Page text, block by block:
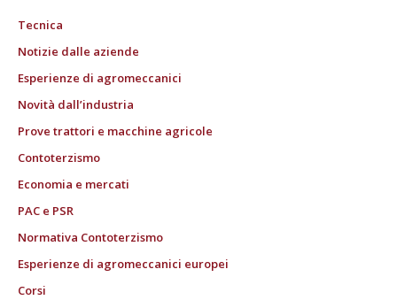
Tecnica
Notizie dalle aziende
Esperienze di agromeccanici
Novità dall’industria
Prove trattori e macchine agricole
Contoterzismo
Economia e mercati
PAC e PSR
Normativa Contoterzismo
Esperienze di agromeccanici europei
Corsi